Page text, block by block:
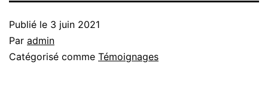
Publié le 3 juin 2021
Par admin
Catégorisé comme Témoignages